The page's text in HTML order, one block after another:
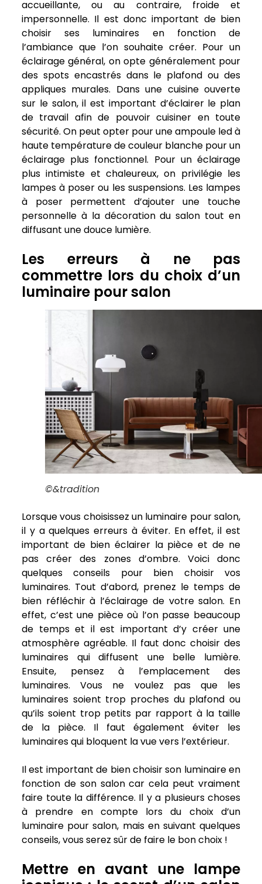
accueillante, ou au contraire, froide et
impersonnelle. Il est donc important de bien
choisir ses luminaires en fonction de
l’ambiance que l’on souhaite créer. Pour un
éclairage général, on opte généralement pour
des spots encastrés dans le plafond ou des
appliques murales. Dans une cuisine ouverte
sur le salon, il est important d’éclairer le plan
de travail afin de pouvoir cuisiner en toute
sécurité. On peut opter pour une ampoule led à
haute température de couleur blanche pour un
éclairage plus fonctionnel. Pour un éclairage
plus intimiste et chaleureux, on privilégie les
lampes à poser ou les suspensions. Les lampes
à poser permettent d’ajouter une touche
personnelle à la décoration du salon tout en
diffusant une douce lumière.
Les erreurs à ne pas
commettre lors du choix d’un
luminaire pour salon
©&tradition
Lorsque vous choisissez un luminaire pour salon,
il y a quelques erreurs à éviter. En effet, il est
important de bien éclairer la pièce et de ne
pas créer des zones d’ombre. Voici donc
quelques conseils pour bien choisir vos
luminaires. Tout d’abord, prenez le temps de
bien réfléchir à l’éclairage de votre salon. En
effet, c’est une pièce où l’on passe beaucoup
de temps et il est important d’y créer une
atmosphère agréable. Il faut donc choisir des
luminaires qui diffusent une belle lumière.
Ensuite, pensez à l’emplacement des
luminaires. Vous ne voulez pas que les
luminaires soient trop proches du plafond ou
qu’ils soient trop petits par rapport à la taille
de la pièce. Il faut également éviter les
luminaires qui bloquent la vue vers l’extérieur.
Il est important de bien choisir son luminaire en
fonction de son salon car cela peut vraiment
faire toute la différence. Il y a plusieurs choses
à prendre en compte lors du choix d’un
luminaire pour salon, mais en suivant quelques
conseils, vous serez sûr de faire le bon choix !
Mettre en avant une lampe